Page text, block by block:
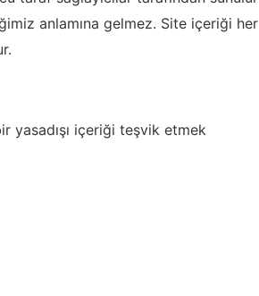
anlamına gelmez. Site içeriği her
yasadışı içeriği teşvik etmek